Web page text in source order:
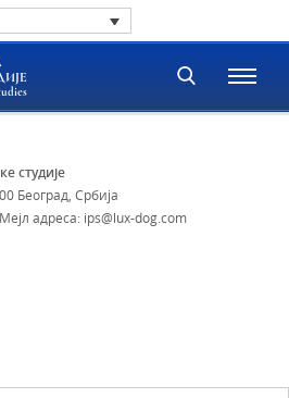
студије
Београд, Србија
Мејл адреса: ips@lux-dog.com